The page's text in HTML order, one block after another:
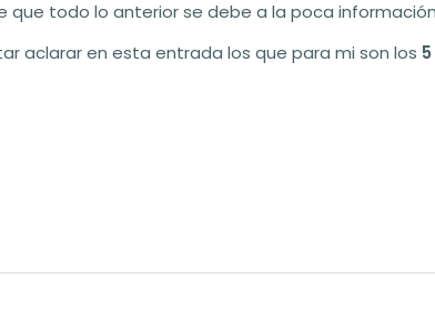
todo lo anterior se debe a la poca
aclarar en esta entrada los que para mi son los